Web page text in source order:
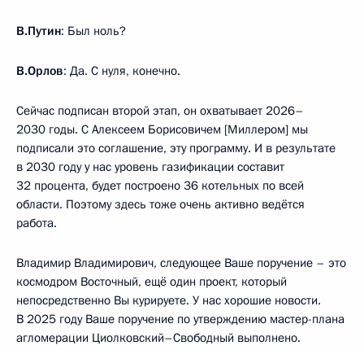
В.Путин: Был ноль?
В.Орлов: Да. С нуля, конечно.
Сейчас подписан второй этап, он охватывает 2026–
2030 годы. С Алексеем Борисовичем [Миллером] мы
подписали это соглашение, эту программу. И в результате
в 2030 году у нас уровень газификации составит
32 процента, будет построено 36 котельных по всей
области. Поэтому здесь тоже очень активно ведётся
работа.
Владимир Владимирович, следующее Ваше поручение – это
космодром Восточный, ещё один проект, который
непосредственно Вы курируете. У нас хорошие новости.
В 2025 году Ваше поручение по утверждению мастер-плана
агломерации Циолковский–Свободный выполнено.